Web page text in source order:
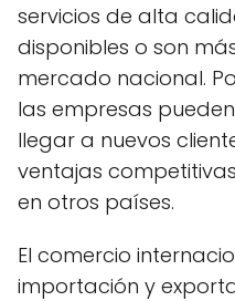
servicios de alta
disponibles o son
mercado nacional.
las empresas
llegar a nuevos
ventajas
en otros países.
El comercio
importación y